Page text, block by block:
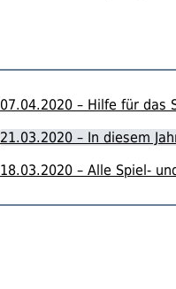
07.04.2020 – Hilfe für das
21.03.2020 – In diesem
18.03.2020 – Alle Spiel-